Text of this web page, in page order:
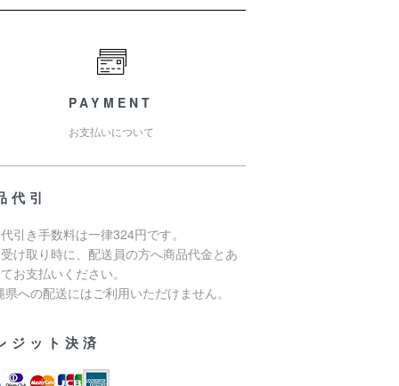
PAYMENT
お支払いについて
代引
引き手数料は一律324円です。
け取り時に、配送員の方へ商品代金とあ
お支払いください。
県への配送にはご利用いただけません。
ジット決済